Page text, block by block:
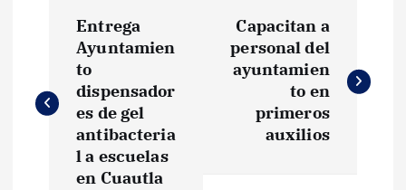
v
Entrega
Ayuntamien
to
dispensador
es de gel
antibacteria
l a escuelas
en Cuautla
Capacitan a
personal del
ayuntamien
to en
primeros
auxilios